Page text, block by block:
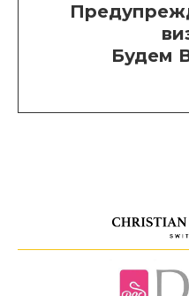
Будем